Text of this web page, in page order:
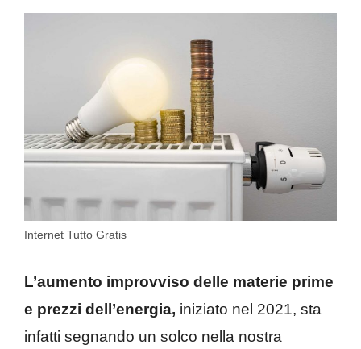
Internet Tutto Gratis
L’aumento improvviso delle materie prime
e prezzi dell’energia, iniziato nel 2021, sta
infatti segnando un solco nella nostra